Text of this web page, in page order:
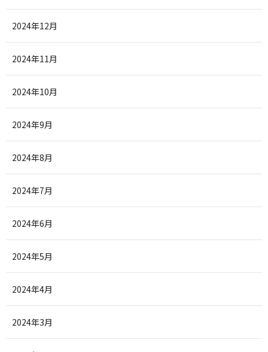
2024年12月
2024年11月
2024年10月
2024年9月
2024年8月
2024年7月
2024年6月
2024年5月
2024年4月
2024年3月